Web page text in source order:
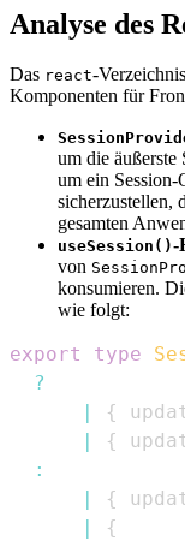
Analyse des
Das react-
Komponenten für
um die
um ein
sicherzustellen,
gesamten
useSession()-
von
konsumieren.
wie folgt:
export type
?
{
{
:
{
{